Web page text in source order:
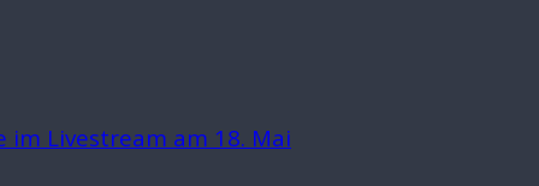
Livestream am 18. Mai